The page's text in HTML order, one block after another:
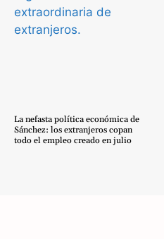
La nefasta política económica de
Sánchez: los extranjeros copan
todo el empleo creado en julio